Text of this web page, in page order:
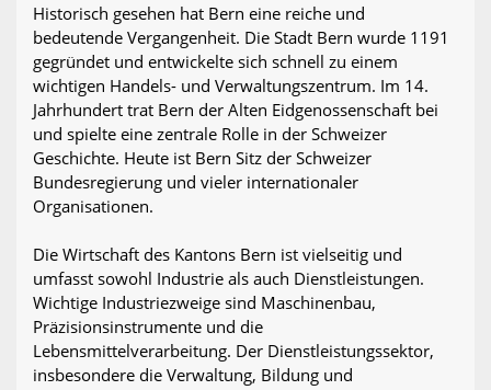
Historisch gesehen hat Bern eine reiche und
bedeutende Vergangenheit. Die Stadt Bern wurde 1191
gegründet und entwickelte sich schnell zu einem
wichtigen Handels- und Verwaltungszentrum. Im 14.
Jahrhundert trat Bern der Alten Eidgenossenschaft bei
und spielte eine zentrale Rolle in der Schweizer
Geschichte. Heute ist Bern Sitz der Schweizer
Bundesregierung und vieler internationaler
Organisationen.
Die Wirtschaft des Kantons Bern ist vielseitig und
umfasst sowohl Industrie als auch Dienstleistungen.
Wichtige Industriezweige sind Maschinenbau,
Präzisionsinstrumente und die
Lebensmittelverarbeitung. Der Dienstleistungssektor,
insbesondere die Verwaltung, Bildung und